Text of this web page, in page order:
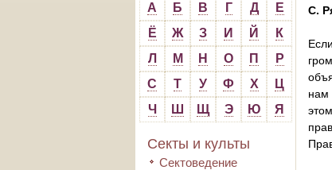
А Б В Г Д
Е
Ё
Ж З И Й
К
Л
М Н О П
Р
С
Т У Ф Х
Ц
Ч
Ш Щ Э Ю Я
Секты и культы
Сектоведение
С.
нам